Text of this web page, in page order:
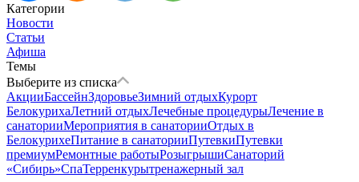
Категории
Новости
Статьи
Афиша
Темы
Выберите из списка
АкцииБассейнЗдоровьеЗимний отдыхКурорт
БелокурихаЛетний отдыхЛечебные процедурыЛечение в
санаторииМероприятия в санаторииОтдых в
БелокурихеПитание в санаторииПутевкиПутевки
премиумРемонтные работыРозыгрышиСанаторий
«Сибирь»СпаТерренкурытренажерный зал